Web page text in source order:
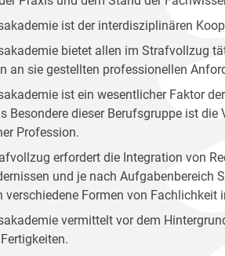
ist der interdisziplinären
bietet allen im Strafvollzug
an sie gestellten professionellen
ist ein wesentlicher Faktor
Besondere dieser Berufsgruppe ist
Profession.
erfordert die Integration von
und je nach Aufgabenbereich
verschiedene Formen von Fachlichkeit
vermittelt vor dem